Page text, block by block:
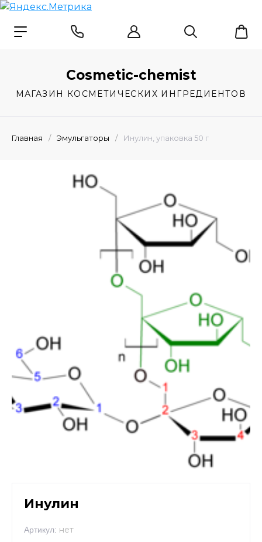
Cosmetic-chemist
МАГАЗИН КОСМЕТИЧЕСКИХ ИНГРЕДИЕНТОВ
Главная / Эмульгаторы / Инулин, упаковка 50 г
Инулин
Артикул: нет